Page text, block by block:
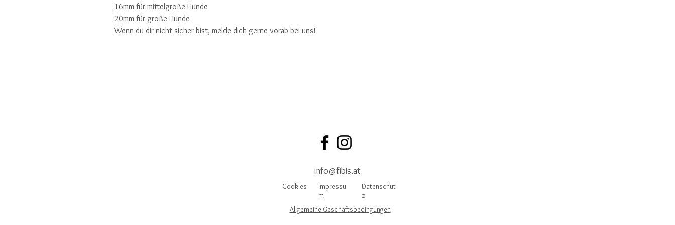
16mm für mittelgroße Hunde
20mm für große Hunde
Wenn du dir nicht sicher bist, melde dich gerne vorab bei uns!
info@fibis.at
Cookies
Impressu
m
Datenschut
z
Allgemeine Geschäftsbedingungen